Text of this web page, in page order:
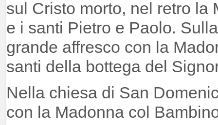
sul Cristo morto, nel retro la
e i santi Pietro e Paolo.
grande affresco con la
santi della bottega del
Nella chiesa di San
con la Madonna col